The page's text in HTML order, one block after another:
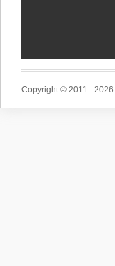
Copyright © 2011 - 2026